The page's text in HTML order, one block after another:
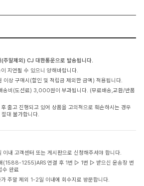
주말제외) CJ 대한통운으로 발송됩니다.
지연될 수 있으니 양해바랍니다.
이상 구매시(할인 및 적립금 제외한 금액) 적용됩니다.
송비(도선료) 3,000원이 부과됩니다. (무료배송,교환/반품
출고 진행되고 있어 상품을 고의적으로 훼손하시는 경우
대 불가합니다.
내 고객센터 또는 게시판으로 신청해주셔야 합니다.
(1588-1255)ARS 연결 후 1번 ▷ 1번 ▷ 받으신 운송장 번
수 완료
주말 제외 1-2일 이내에 회수지로 방문합니다.